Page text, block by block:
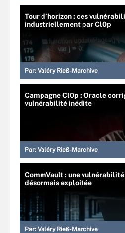
Tour d’horizon : ces
industriellement par Cl0p
Par: Valéry Rieß-Marchive
Campagne Cl0p : Oracle
vulnérabilité inédite
Par: Valéry Rieß-Marchive
CommVault : une
désormais exploitée
Par: Valéry Rieß-Marchive